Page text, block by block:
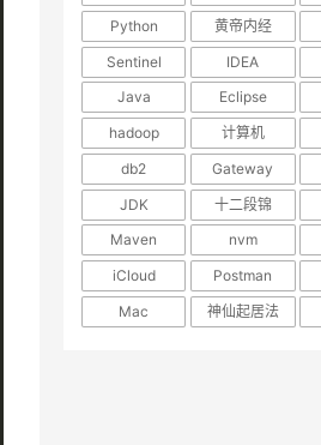
Python
黄帝内经
Sentinel
IDEA
Java
Eclipse
hadoop
计算机
db2
Gateway
JDK
十二段锦
Maven
nvm
iCloud
Postman
Mac
神仙起居法